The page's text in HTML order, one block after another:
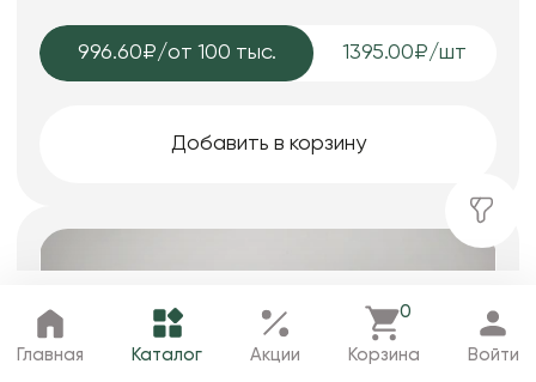
996.60₽/от 100 тыс. 1395.00₽/шт
Добавить в корзину
Главная Каталог Избранное Корзина Профиль
Главная Каталог Акции
0
Корзина Войти